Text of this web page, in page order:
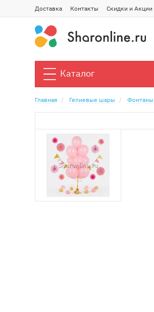
Доставка Контакты Скидки и Акции
Каталог
Главная Гелиевые шары